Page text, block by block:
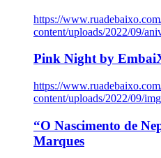
https://
content/uploads/2022/09/
Pink Night by
https://
content/uploads/2022/09/
“O Nascimento de
Marques